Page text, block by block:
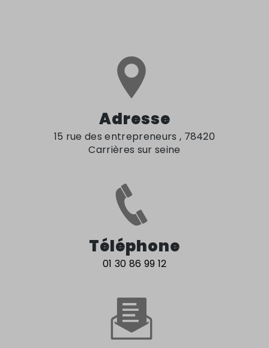
Adresse
15 rue des entrepreneurs , 78420
Carrières sur seine
Téléphone
01 30 86 99 12